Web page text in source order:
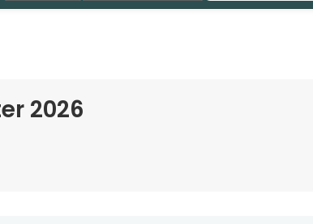
2026